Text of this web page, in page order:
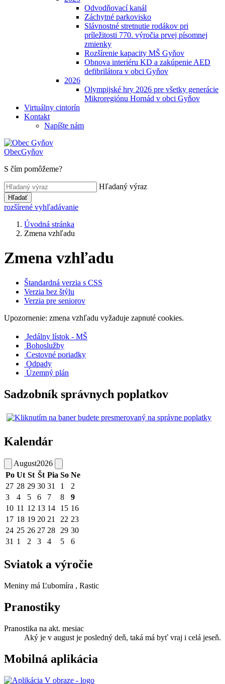
Odvodňovací kanál
Záchytné parkovisko
Slávnostné stretnutie rodákov pri
príležitosti 770. výročia prvej písomnej
zmienky
Rozšírenie kapacity MŠ Gyňov
Obnova interiéru KD a zakúpenie AED
defibrilátora v obci Gyňov
2026
Olympijské hry 2026 pre všetky generácie
Mikroregiónu Hornád v obci Gyňov
Virtuálny cintorín
Kontakt
Napíšte nám
ObecGyňov
S čím pomôžeme?
Hľadaný výraz
Hľadať
rozšírené vyhľadávanie
Úvodná stránka
Zmena vzhľadu
Zmena vzhľadu
Štandardná verzia s CSS
Verzia bez štýlu
Verzia pre seniorov
Upozornenie: zmena vzhľadu vyžaduje zapnuté cookies.
Jedálny lístok - MŠ
Bohoslužby
Cestovné poriadky
Odpady
Územný plán
Sadzobník správnych poplatkov
Kalendár
August2026
Po Ut St Št Pia So Ne
27 28 29 30 31 1
2
3
4 5 6 7 8
9
10 11 12 13 14 15 16
17 18 19 20 21 22 23
24 25 26 27 28 29 30
31 1 2 3 4 5 6
Sviatok a výročie
Meniny má Ľubomíra , Rastic
Pranostiky
Pranostika na akt. mesiac
Aký je v august je posledný deň, taká má byť vraj i celá jeseň.
Mobilná aplikácia